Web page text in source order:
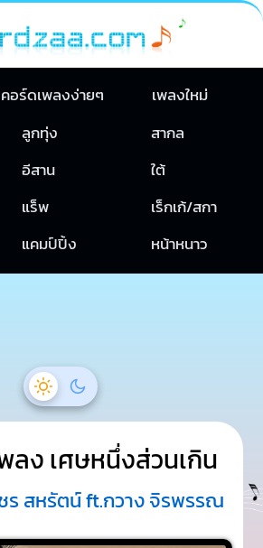
คอร์ดเพลงง่ายๆ
เพลงใหม่
ลูกทุ่ง
สากล
อีสาน
ใต้
แร็พ
เร็กเก้/สกา
แคมป์ปิ้ง หน้าหนาว
ลง เศษหนึ่งส่วนเกิน
ร สหรัตน์ ft.กวาง จิรพรรณ